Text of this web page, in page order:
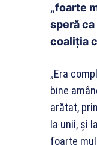
„foarte
speră
coaliția
„Era
bine
arătat,
la unii, şi
foarte